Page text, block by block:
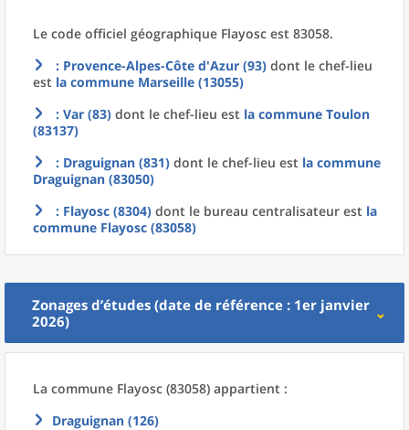
Le code officiel géographique Flayosc est 83058.
: Provence-Alpes-Côte d'Azur (93) dont le chef-lieu
est la commune Marseille (13055)
: Var (83) dont le chef-lieu est la commune Toulon
(83137)
: Draguignan (831) dont le chef-lieu est la commune
Draguignan (83050)
: Flayosc (8304) dont le bureau centralisateur est la
commune Flayosc (83058)
Zonages d’études (date de référence : 1er janvier
2026)
La commune Flayosc (83058) appartient :
Draguignan (126)